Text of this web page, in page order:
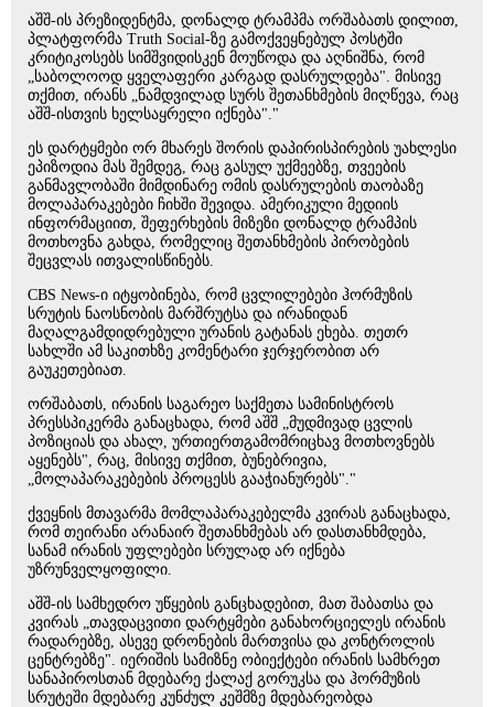
აშშ-ის პრეზიდენტმა, დონალდ ტრამპმა ორშაბათს დილით,
პლატფორმა Truth Social-ზე გამოქვეყნებულ პოსტში
კრიტიკოსებს სიმშვიდისკენ მოუწოდა და აღნიშნა, რომ
„საბოლოოდ ყველაფერი კარგად დასრულდება". მისივე
თქმით, ირანს „ნამდვილად სურს შეთანხმების მიღწევა, რაც
აშშ-ისთვის ხელსაყრელი იქნება"."
ეს დარტყმები ორ მხარეს შორის დაპირისპირების უახლესი
ეპიზოდია მას შემდეგ, რაც გასულ უქმეებზე, თვეების
განმავლობაში მიმდინარე ომის დასრულების თაობაზე
მოლაპარაკებები ჩიხში შევიდა. ამერიკული მედიის
ინფორმაციით, შეფერხების მიზეზი დონალდ ტრამპის
მოთხოვნა გახდა, რომელიც შეთანხმების პირობების
შეცვლას ითვალისწინებს.
CBS News-ი იტყობინება, რომ ცვლილებები ჰორმუზის
სრუტის ნაოსნობის მარშრუტსა და ირანიდან
მაღალგამდიდრებული ურანის გატანას ეხება. თეთრ
სახლში ამ საკითხზე კომენტარი ჯერჯერობით არ
გაუკეთებიათ.
ორშაბათს, ირანის საგარეო საქმეთა სამინისტროს
პრესსპიკერმა განაცხადა, რომ აშშ „მუდმივად ცვლის
პოზიციას და ახალ, ურთიერთგამომრიცხავ მოთხოვნებს
აყენებს", რაც, მისივე თქმით, ბუნებრივია,
„მოლაპარაკებების პროცესს გააჭიანურებს"."
ქვეყნის მთავარმა მომლაპარაკებელმა კვირას განაცხადა,
რომ თეირანი არანაირ შეთანხმებას არ დასთანხმდება,
სანამ ირანის უფლებები სრულად არ იქნება
უზრუნველყოფილი.
აშშ-ის სამხედრო უწყების განცხადებით, მათ შაბათსა და
კვირას „თავდაცვითი დარტყმები განახორციელეს ირანის
რადარებზე, ასევე დრონების მართვისა და კონტროლის
ცენტრებზე". იერიშის სამიზნე ობიექტები ირანის სამხრეთ
სანაპიროსთან მდებარე ქალაქ გორუკსა და ჰორმუზის
სრუტეში მდებარე კუნძულ კეშმზე მდებარეობდა